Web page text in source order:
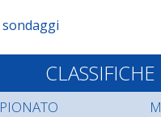
sondaggi
CLASSIFICHE